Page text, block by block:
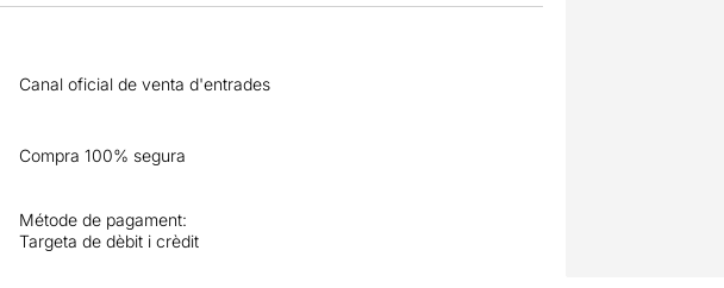
Canal oficial de venta d'entrades
Compra 100% segura
Métode de pagament:
Targeta de dèbit i crèdit